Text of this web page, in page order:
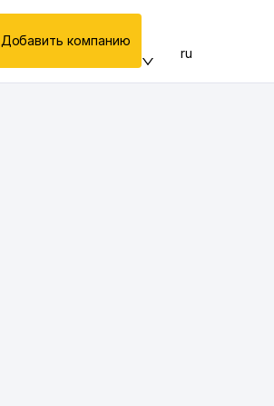
Добавить компанию
ru